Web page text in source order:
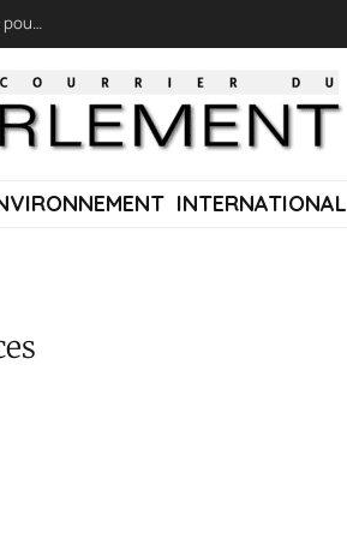
LFI réclame une « session extraordinaire » à l’Assemblée nationale pour lutter contre les incendies
INTERNATIONAL